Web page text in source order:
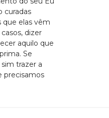
curadas
que elas vêm
dizer
aquilo que
Se
trazer a
precisamos